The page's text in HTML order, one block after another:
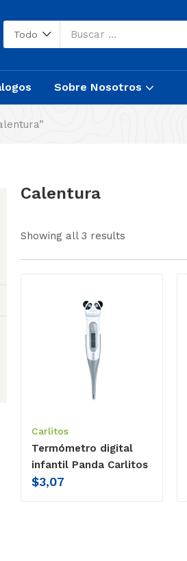
Todo
Sobre Nosotros
Calentura
Showing all 3 results
Carlitos
Termómetro digital
infantil Panda Carlitos
$3,07